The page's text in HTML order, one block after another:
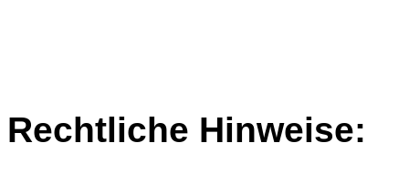
Rechtliche Hinweise: